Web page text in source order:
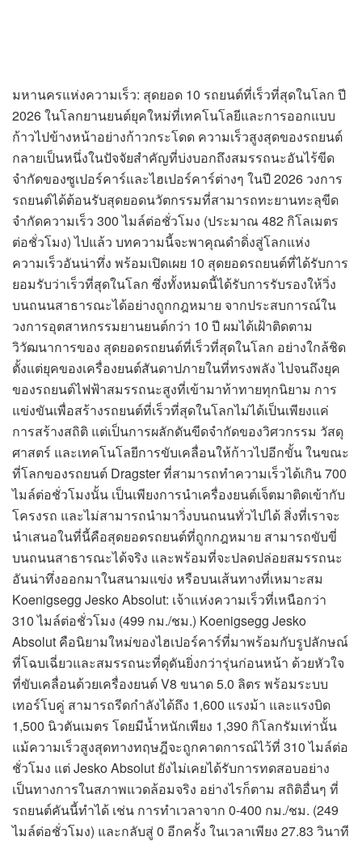
มหานครแห่งความเร็ว: สุดยอด 10 รถยนต์ที่เร็วที่สุดในโลก ปี
2026 ในโลกยานยนต์ยุคใหม่ที่เทคโนโลยีและการออกแบบ
ก้าวไปข้างหน้าอย่างก้าวกระโดด ความเร็วสูงสุดของรถยนต์
กลายเป็นหนึ่งในปัจจัยสำคัญที่บ่งบอกถึงสมรรถนะอันไร้ขีด
จำกัดของซูเปอร์คาร์และไฮเปอร์คาร์ต่างๆ ในปี 2026 วงการ
รถยนต์ได้ต้อนรับสุดยอดนวัตกรรมที่สามารถทะยานทะลุขีด
จำกัดความเร็ว 300 ไมล์ต่อชั่วโมง (ประมาณ 482 กิโลเมตร
ต่อชั่วโมง) ไปแล้ว บทความนี้จะพาคุณดำดิ่งสู่โลกแห่ง
ความเร็วอันน่าทึ่ง พร้อมเปิดเผย 10 สุดยอดรถยนต์ที่ได้รับการ
ยอมรับว่าเร็วที่สุดในโลก ซึ่งทั้งหมดนี้ได้รับการรับรองให้วิ่ง
บนถนนสาธารณะได้อย่างถูกกฎหมาย จากประสบการณ์ใน
วงการอุตสาหกรรมยานยนต์กว่า 10 ปี ผมได้เฝ้าติดตาม
วิวัฒนาการของ สุดยอดรถยนต์ที่เร็วที่สุดในโลก อย่างใกล้ชิด
ตั้งแต่ยุคของเครื่องยนต์สันดาปภายในที่ทรงพลัง ไปจนถึงยุค
ของรถยนต์ไฟฟ้าสมรรถนะสูงที่เข้ามาท้าทายทุกนิยาม การ
แข่งขันเพื่อสร้างรถยนต์ที่เร็วที่สุดในโลกไม่ได้เป็นเพียงแค่
การสร้างสถิติ แต่เป็นการผลักดันขีดจำกัดของวิศวกรรม วัสดุ
ศาสตร์ และเทคโนโลยีการขับเคลื่อนให้ก้าวไปอีกขั้น ในขณะ
ที่โลกของรถยนต์ Dragster ที่สามารถทำความเร็วได้เกิน 700
ไมล์ต่อชั่วโมงนั้น เป็นเพียงการนำเครื่องยนต์เจ็ตมาติดเข้ากับ
โครงรถ และไม่สามารถนำมาวิ่งบนถนนทั่วไปได้ สิ่งที่เราจะ
นำเสนอในที่นี้คือสุดยอดรถยนต์ที่ถูกกฎหมาย สามารถขับขี่
บนถนนสาธารณะได้จริง และพร้อมที่จะปลดปล่อยสมรรถนะ
อันน่าทึ่งออกมาในสนามแข่ง หรือบนเส้นทางที่เหมาะสม
Koenigsegg Jesko Absolut: เจ้าแห่งความเร็วที่เหนือกว่า
310 ไมล์ต่อชั่วโมง (499 กม./ชม.) Koenigsegg Jesko
Absolut คือนิยามใหม่ของไฮเปอร์คาร์ที่มาพร้อมกับรูปลักษณ์
ที่โฉบเฉี่ยวและสมรรถนะที่ดุดันยิ่งกว่ารุ่นก่อนหน้า ด้วยหัวใจ
ที่ขับเคลื่อนด้วยเครื่องยนต์ V8 ขนาด 5.0 ลิตร พร้อมระบบ
เทอร์โบคู่ สามารถรีดกำลังได้ถึง 1,600 แรงม้า และแรงบิด
1,500 นิวตันเมตร โดยมีน้ำหนักเพียง 1,390 กิโลกรัมเท่านั้น
แม้ความเร็วสูงสุดทางทฤษฎีจะถูกคาดการณ์ไว้ที่ 310 ไมล์ต่อ
ชั่วโมง แต่ Jesko Absolut ยังไม่เคยได้รับการทดสอบอย่าง
เป็นทางการในสภาพแวดล้อมจริง อย่างไรก็ตาม สถิติอื่นๆ ที่
รถยนต์คันนี้ทำได้ เช่น การทำเวลาจาก 0-400 กม./ชม. (249
ไมล์ต่อชั่วโมง) และกลับสู่ 0 อีกครั้ง ในเวลาเพียง 27.83 วินาที